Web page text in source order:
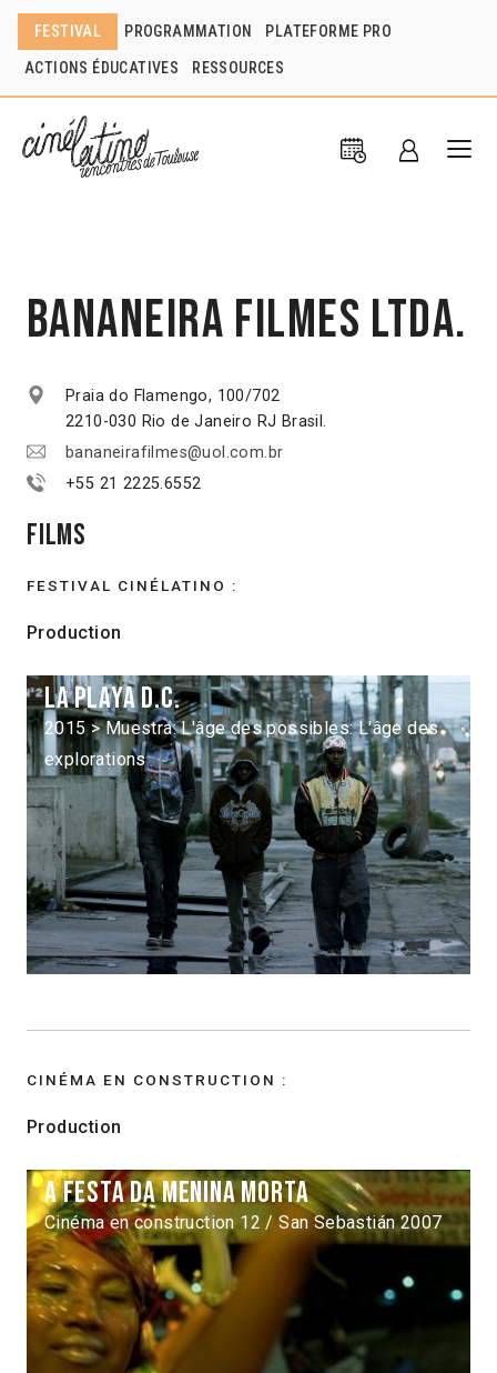
FESTIVAL PROGRAMMATION PLATEFORME PRO
ACTIONS ÉDUCATIVES RESSOURCES
Bananeira Filmes Ltda.
Praia do Flamengo, 100/702
2210-030 Rio de Janeiro RJ Brasil.
bananeirafilmes@uol.com.br
+55 21 2225.6552
Films
FESTIVAL CINÉLATINO :
Production
La Playa D.C.
2015 > Muestra: L'âge des possibles: L'âge des
explorations
CINÉMA EN CONSTRUCTION :
Production
A festa da menina morta
Cinéma en construction 12 / San Sebastián 2007